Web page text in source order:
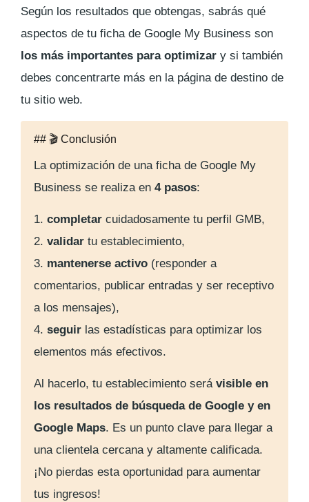
Según los resultados que obtengas, sabrás qué
aspectos de tu ficha de Google My Business son
los más importantes para optimizar y si también
debes concentrarte más en la página de destino de
tu sitio web.
## 🎬 Conclusión
La optimización de una ficha de Google My
Business se realiza en 4 pasos:
1. completar cuidadosamente tu perfil GMB,
2. validar tu establecimiento,
3. mantenerse activo (responder a
comentarios, publicar entradas y ser receptivo
a los mensajes),
4. seguir las estadísticas para optimizar los
elementos más efectivos.
Al hacerlo, tu establecimiento será visible en
los resultados de búsqueda de Google y en
Google Maps. Es un punto clave para llegar a
una clientela cercana y altamente calificada.
¡No pierdas esta oportunidad para aumentar
tus ingresos!